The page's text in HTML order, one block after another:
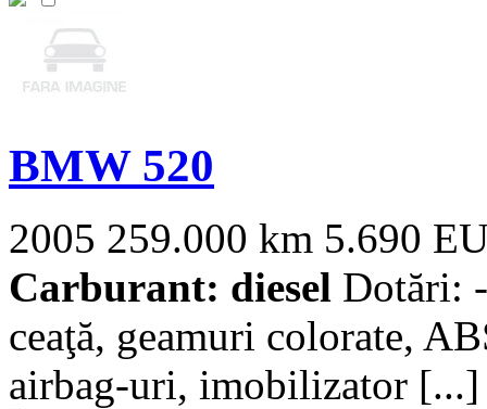
BMW 520
2005 259.000 km 5.690
Carburant: diesel Dotări:
ceaţă, geamuri colorate,
airbag-uri, imobilizator [...]